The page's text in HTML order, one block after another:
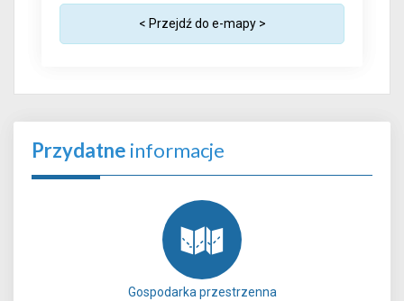
< Przejdź do e-mapy >
Przydatne informacje
Gospodarka przestrzenna